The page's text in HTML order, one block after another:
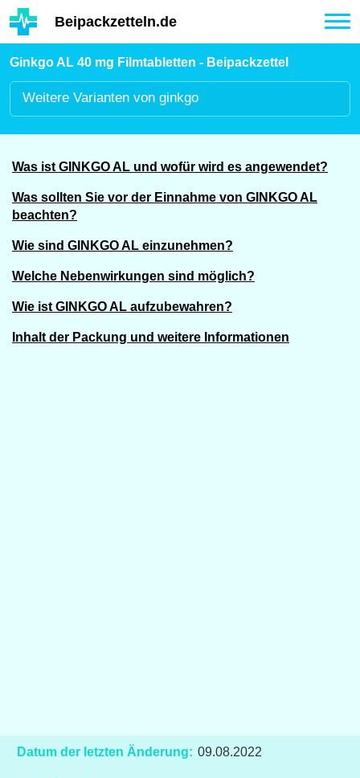
Hauptinhalt
Beipackzetteln.de
Ginkgo AL 40 mg Filmtabletten - Beipackzettel
Weitere Varianten von ginkgo
Was ist GINKGO AL und wofür wird es angewendet?
Was sollten Sie vor der Einnahme von GINKGO AL
beachten?
Wie sind GINKGO AL einzunehmen?
Welche Nebenwirkungen sind möglich?
Wie ist GINKGO AL aufzubewahren?
Inhalt der Packung und weitere Informationen
Datum der letzten Änderung: 09.08.2022